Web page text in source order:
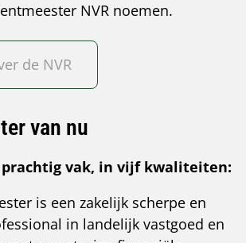
NVR noemen.
de NVR
van nu
prachtig vak, in vijf kwaliteiten:
is een zakelijk scherpe en
in landelijk vastgoed en